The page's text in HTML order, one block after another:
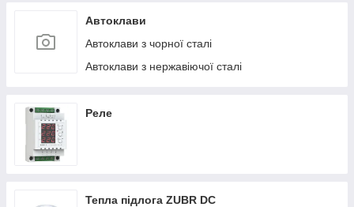
Автоклави
Автоклави з чорної сталі
Автоклави з нержавіючої сталі
Реле
Тепла підлога ZUBR DC